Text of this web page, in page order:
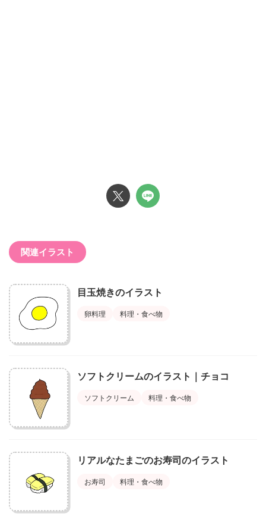
関連イラスト
目玉焼きのイラスト
卵料理 料理・食べ物
ソフトクリームのイラスト｜チョコ
ソフトクリーム 料理・食べ物
リアルなたまごのお寿司のイラスト
お寿司 料理・食べ物